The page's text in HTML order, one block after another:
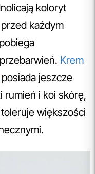
koloryt
każdym
Krem
posiada jeszcze
rumień i koi skórę,
większości